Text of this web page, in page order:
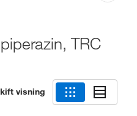
TRC
visning